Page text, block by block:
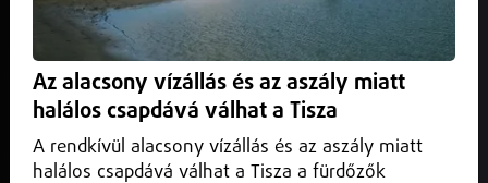
2025. július 10.Magyarország
Az utalvány papíralapú lesz, több címletben kerül
Az alacsony vízállás és az aszály miatt
halálos csapdává válhat a Tisza
A rendkívül alacsony vízállás és az aszály miatt
halálos csapdává válhat a Tisza a fürdőzők